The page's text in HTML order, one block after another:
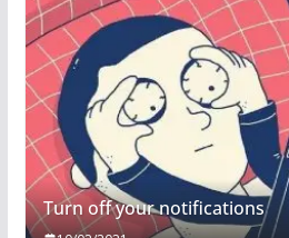
Turn off your notifications